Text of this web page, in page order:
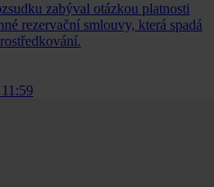
zabýval otázkou platnosti
rezervační smlouvy, která spadá